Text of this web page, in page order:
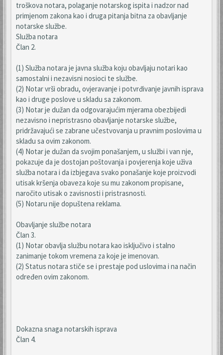
troškova notara, polaganje notarskog ispita i nadzor nad
primjenom zakona kao i druga pitanja bitna za obavljanje
notarske službe.
Služba notara
Član 2.
(1) Služba notara je javna služba koju obavljaju notari kao
samostalni i nezavisni nosioci te službe.
(2) Notar vrši obradu, ovjeravanje i potvrđivanje javnih isprava
kao i druge poslove u skladu sa zakonom.
(3) Notar je dužan da odgovarajućim mjerama obezbijedi
nezavisno i nepristrasno obavljanje notarske službe,
pridržavajući se zabrane učestvovanja u pravnim poslovima u
skladu sa ovim zakonom.
(4) Notar je dužan da svojim ponašanjem, u službi i van nje,
pokazuje da je dostojan poštovanja i povjerenja koje uživa
služba notara i da izbjegava svako ponašanje koje proizvodi
utisak kršenja obaveza koje su mu zakonom propisane,
naročito utisak o zavisnosti i pristrasnosti.
(5) Notaru nije dopuštena reklama.
Obavljanje službe notara
Član 3.
(1) Notar obavlja službu notara kao isključivo i stalno
zanimanje tokom vremena za koje je imenovan.
(2) Status notara stiče se i prestaje pod uslovima i na način
određen ovim zakonom.
Dokazna snaga notarskih isprava
Član 4.